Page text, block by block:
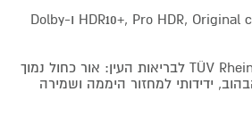
תמיכה בתקני HDR10+, Pro HDR, Original color Pro ו-Dolby
4 הסמכות לתקני TÜV Rheinland לבריאות העין: אור כחול נמוך
ידידותי למחזור היממה ושמירה